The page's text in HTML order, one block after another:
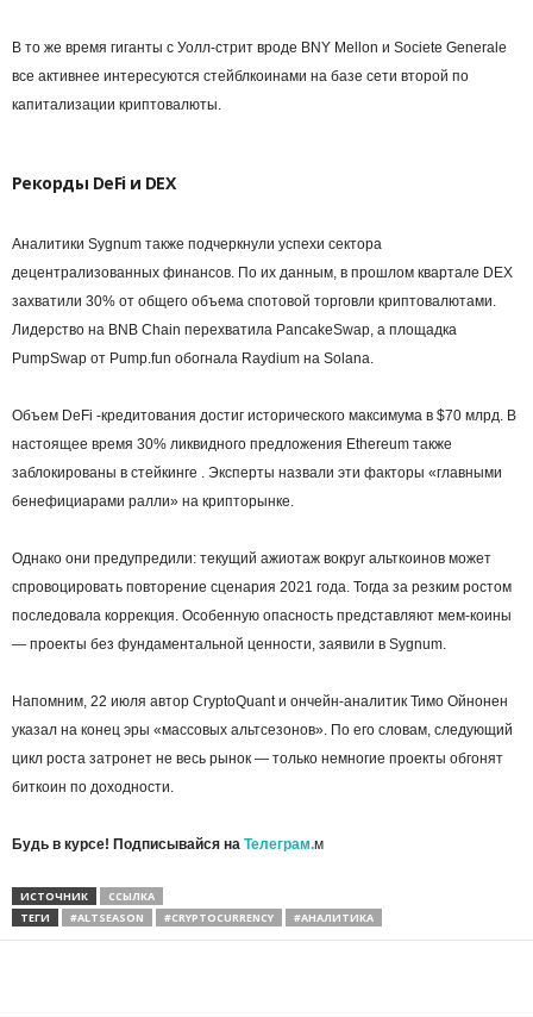
В то же время гиганты с Уолл-стрит вроде BNY Mellon и Societe Generale
все активнее интересуются стейблкоинами на базе сети второй по
капитализации криптовалюты.
Рекорды DeFi и DEX
Аналитики Sygnum также подчеркнули успехи сектора
децентрализованных финансов. По их данным, в прошлом квартале DEX
захватили 30% от общего объема спотовой торговли криптовалютами.
Лидерство на BNB Chain перехватила PancakeSwap, а площадка
PumpSwap от Pump.fun обогнала Raydium на Solana.
Объем DeFi -кредитования достиг исторического максимума в $70 млрд. В
настоящее время 30% ликвидного предложения Ethereum также
заблокированы в стейкинге . Эксперты назвали эти факторы «главными
бенефициарами ралли» на крипторынке.
Однако они предупредили: текущий ажиотаж вокруг альткоинов может
спровоцировать повторение сценария 2021 года. Тогда за резким ростом
последовала коррекция. Особенную опасность представляют мем-коины
— проекты без фундаментальной ценности, заявили в Sygnum.
Напомним, 22 июля автор CryptoQuant и ончейн-аналитик Тимо Ойнонен
указал на конец эры «массовых альтсезонов». По его словам, следующий
цикл роста затронет не весь рынок — только немногие проекты обгонят
биткоин по доходности.
Будь в курсе! Подписывайся на Телеграм.м
ИСТОЧНИК
ССЫЛКА
ТЕГИ
#ALTSEASON #CRYPTOCURRENCY #АНАЛИТИКА